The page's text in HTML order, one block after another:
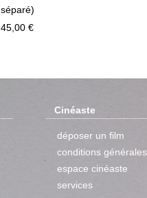
séparé)
45,00 €
Cinéaste
déposer un film
conditions générales
espace cinéaste
services